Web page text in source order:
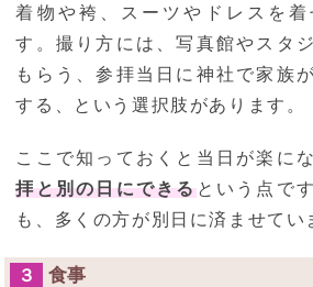
着物や袴、スーツやドレスを着
す。撮り方には、写真館やスタ
もらう、参拝当日に神社で家族
する、という選択肢があります。
ここで知っておくと当日が楽に
拝と別の日にできるという点で
も、多くの方が別日に済ませてい
３ 食事